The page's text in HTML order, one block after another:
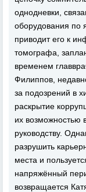
однодневки,
оборудования по
приводит его к
томографа,
временем
Филиппов,
за подозрений в
раскрытие
их возможностью
руководству.
разрушить
места и
напряжённый
возвращается